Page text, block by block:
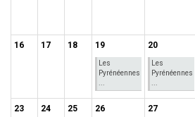
16 17 18 19
Les
Pyrénéennes
20
Les
Pyrénéennes
23 24 25 26 27